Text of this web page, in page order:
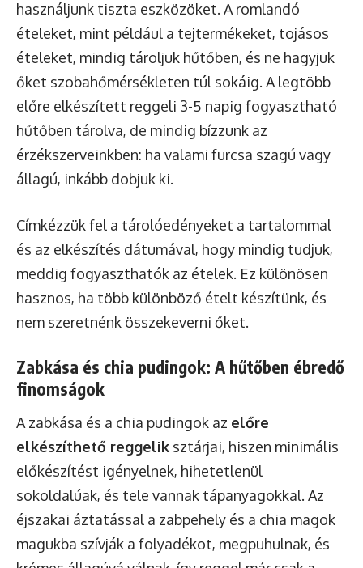
használjunk tiszta eszközöket. A romlandó
ételeket, mint például a tejtermékeket, tojásos
ételeket, mindig tároljuk hűtőben, és ne hagyjuk
őket szobahőmérsékleten túl sokáig. A legtöbb
előre elkészített reggeli 3-5 napig fogyasztható
hűtőben tárolva, de mindig bízzunk az
érzékszerveinkben: ha valami furcsa szagú vagy
állagú, inkább dobjuk ki.
Címkézzük fel a tárolóedényeket a tartalommal
és az elkészítés dátumával, hogy mindig tudjuk,
meddig fogyaszthatók az ételek. Ez különösen
hasznos, ha több különböző ételt készítünk, és
nem szeretnénk összekeverni őket.
Zabkása és chia pudingok: A hűtőben ébredő
finomságok
A zabkása és a chia pudingok az előre
elkészíthető reggelik sztárjai, hiszen minimális
előkészítést igényelnek, hihetetlenül
sokoldalúak, és tele vannak tápanyagokkal. Az
éjszakai áztatással a zabpehely és a chia magok
magukba szívják a folyadékot, megpuhulnak, és